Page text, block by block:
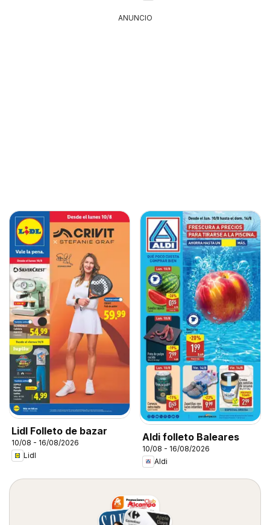
ANUNCIO
Lidl Folleto de bazar
10/08 - 16/08/2026
Lidl
Aldi folleto Baleares
10/08 - 16/08/2026
Aldi